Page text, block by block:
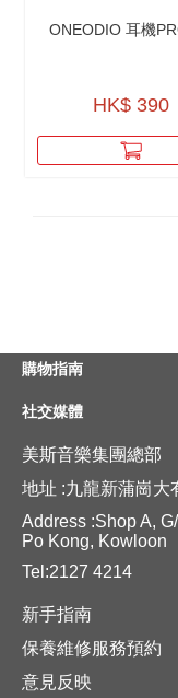
ONEODIO 耳機
HK$ 390
購物指南
社交媒體
美斯音樂集團總部
地址 :九龍新蒲崗大
Address :Shop A,
Po Kong, Kowloon
Tel:2127 4214
新手指南
保養維修服務預約
意見反映